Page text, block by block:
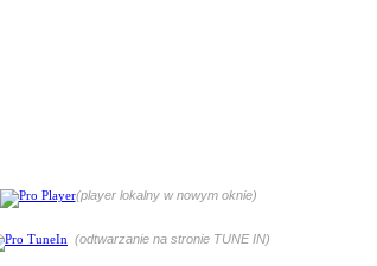
(player lokalny w nowym oknie)
(odtwarzanie na stronie TUNE IN)